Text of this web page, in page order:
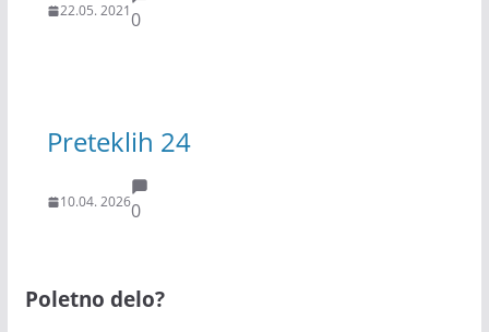
22.05. 20210
Preteklih 24
10.04. 20260
Poletno delo?